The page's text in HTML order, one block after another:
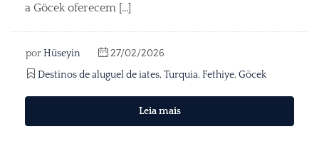
a Göcek oferecem [...]
porHüseyin
27/02/2026
Destinos de aluguel de iates, Turquia, Fethiye, Göcek
Leia mais